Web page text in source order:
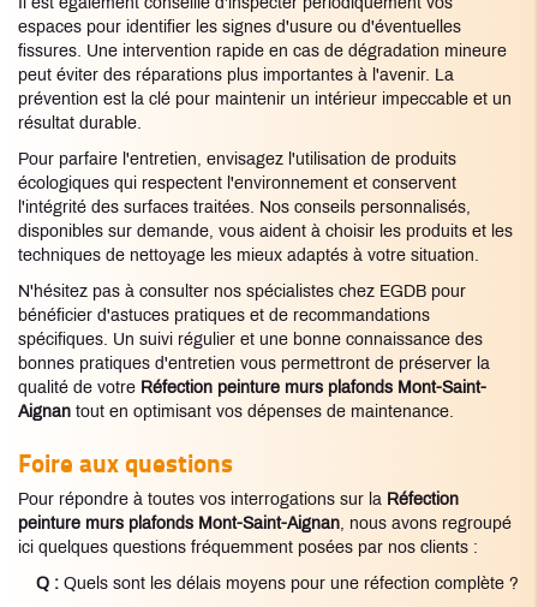
Il est également conseillé d'inspecter périodiquement vos
espaces pour identifier les signes d'usure ou d'éventuelles
fissures. Une intervention rapide en cas de dégradation mineure
peut éviter des réparations plus importantes à l'avenir. La
prévention est la clé pour maintenir un intérieur impeccable et un
résultat durable.
Pour parfaire l'entretien, envisagez l'utilisation de produits
écologiques qui respectent l'environnement et conservent
l'intégrité des surfaces traitées. Nos conseils personnalisés,
disponibles sur demande, vous aident à choisir les produits et les
techniques de nettoyage les mieux adaptés à votre situation.
N'hésitez pas à consulter nos spécialistes chez EGDB pour
bénéficier d'astuces pratiques et de recommandations
spécifiques. Un suivi régulier et une bonne connaissance des
bonnes pratiques d'entretien vous permettront de préserver la
qualité de votre Réfection peinture murs plafonds Mont-Saint-
Aignan tout en optimisant vos dépenses de maintenance.
Foire aux questions
Pour répondre à toutes vos interrogations sur la Réfection
peinture murs plafonds Mont-Saint-Aignan, nous avons regroupé
ici quelques questions fréquemment posées par nos clients :
Q : Quels sont les délais moyens pour une réfection complète ?